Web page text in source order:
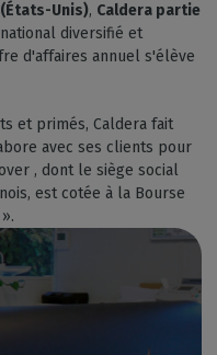
Unis), Caldera partie
diversifié et
d'affaires annuel s'élève
et primés, Caldera fait
avec ses clients pour
, dont le siège social
est cotée à la Bourse